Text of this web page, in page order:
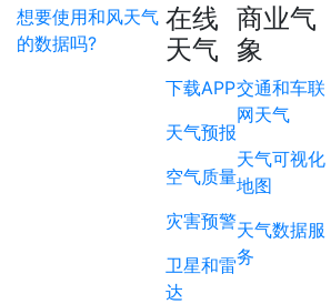
想要使用和风天气
的数据吗?
在线
天气
下载APP
天气预报
空气质量
灾害预警
卫星和雷
达
商业气
象
交通和车联
网天气
天气可视化
地图
天气数据服
务